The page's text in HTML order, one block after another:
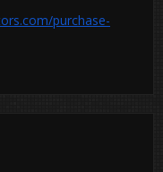
purchase-